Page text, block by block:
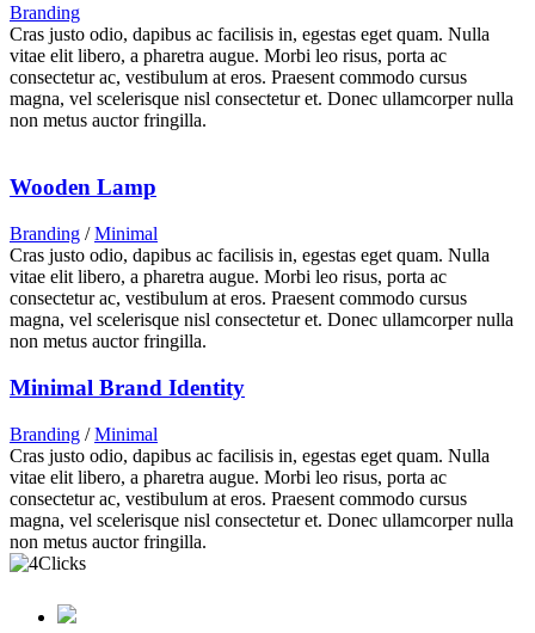
Branding
Cras justo odio, dapibus ac facilisis in, egestas eget quam. Nulla
vitae elit libero, a pharetra augue. Morbi leo risus, porta ac
consectetur ac, vestibulum at eros. Praesent commodo cursus
magna, vel scelerisque nisl consectetur et. Donec ullamcorper nulla
non metus auctor fringilla.
Wooden Lamp
Branding / Minimal
Cras justo odio, dapibus ac facilisis in, egestas eget quam. Nulla
vitae elit libero, a pharetra augue. Morbi leo risus, porta ac
consectetur ac, vestibulum at eros. Praesent commodo cursus
magna, vel scelerisque nisl consectetur et. Donec ullamcorper nulla
non metus auctor fringilla.
Minimal Brand Identity
Branding / Minimal
Cras justo odio, dapibus ac facilisis in, egestas eget quam. Nulla
vitae elit libero, a pharetra augue. Morbi leo risus, porta ac
consectetur ac, vestibulum at eros. Praesent commodo cursus
magna, vel scelerisque nisl consectetur et. Donec ullamcorper nulla
non metus auctor fringilla.